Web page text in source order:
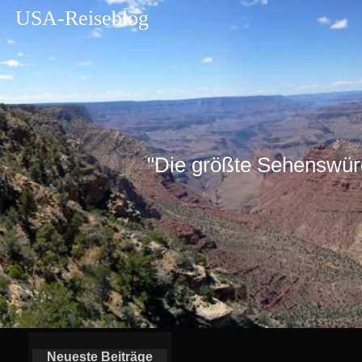
USA-Reiseblog
"Die größte
Neueste Beiträge